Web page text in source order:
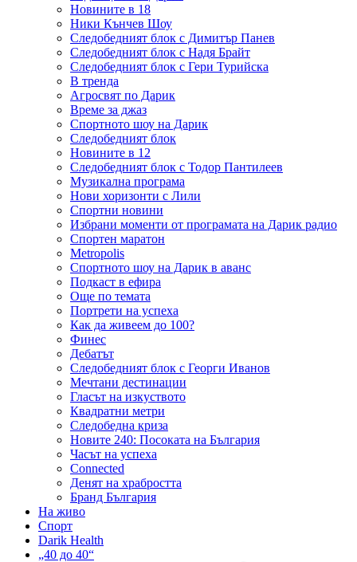
Новините в 18
Ники Кънчев Шоу
Следобедният блок с Димитър Панев
Следобедният блок с Надя Брайт
Следобедният блок с Гери Турийска
В тренда
Агросвят по Дарик
Време за джаз
Спортното шоу на Дарик
Следобедният блок
Новините в 12
Следобедният блок с Тодор Пантилеев
Музикална програма
Нови хоризонти с Лили
Спортни новини
Избрани моменти от програмата на Дарик радио
Спортен маратон
Metropolis
Спортното шоу на Дарик в аванс
Подкаст в ефира
Още по темата
Портрети на успеха
Как да живеем до 100?
Финес
Дебатът
Следобедният блок с Георги Иванов
Мечтани дестинации
Гласът на изкуството
Квадратни метри
Следобедна криза
Новите 240: Посоката на България
Часът на успеха
Connected
Денят на храбростта
Бранд България
На живо
Спорт
Darik Health
„40 до 40“